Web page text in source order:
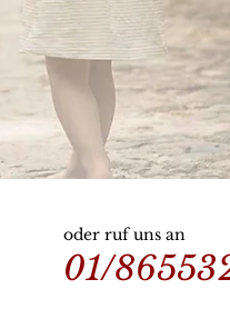
oder ruf uns an
01/